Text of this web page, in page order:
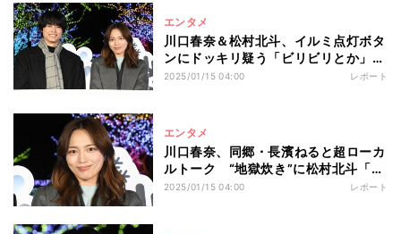
エンタメ
川口春奈＆松村北斗、イルミ点灯ボタ
ンにドッキリ疑う「ビリビリとか」
「観覧車爆発しても」
2025/01/15 04:00 レポート
エンタメ
川口春奈、同郷・長濱ねると超ローカ
ルトーク “地獄炊き”に松村北斗「そ
んな物騒な…」
2025/01/15 04:00 レポート